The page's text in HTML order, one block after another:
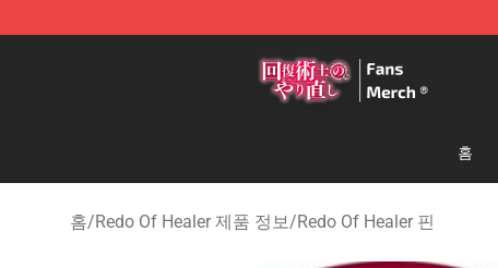
홈
홈/Redo Of Healer 제품 정보/Redo Of Healer 핀